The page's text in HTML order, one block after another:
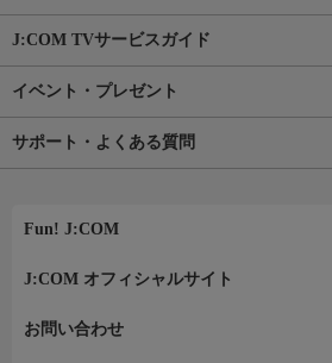
J:COM TVサービスガイド
イベント・プレゼント
サポート・よくある質問
Fun! J:COM
J:COM オフィシャルサイト
お問い合わせ